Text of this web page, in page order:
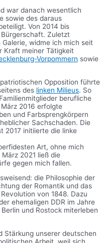
war danach wesentlich
sowie des daraus
Von 2014 bis
Zuletzt
widme ich mich seit
Kraft meiner Tätigkeit
Vorpommern sowie
Opposition führte
des linken Milieus. So
berufliche
2016 erfolgte
und Farbsprengkörpern
Sachschaden. Die
2017 initiierte die linke
Art, ohne mich
2021 ließ die
gegen mich fallen.
die Philosophie der
der Romantik und das
von 1848. Dazu
ehemaligen DDR im Jahre
und Rostock miterleben
Stärkung unserer deutschen